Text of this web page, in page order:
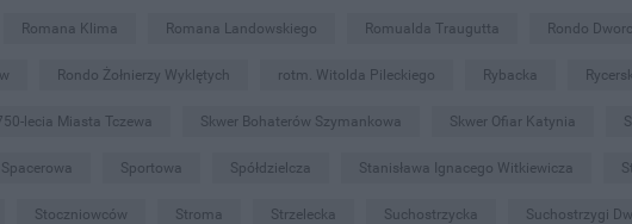
Romana Klima Romana Landowskiego Romualda Traugutta Rondo
Rondo Żołnierzy Wyklętych rotm. Witolda Pileckiego Rybacka
lecia Miasta Tczewa Skwer Bohaterów Szymankowa Skwer Ofiar Katynia
Spacerowa Sportowa Spółdzielcza Stanisława Ignacego Witkiewicza
Stoczniowców Stroma Strzelecka Suchostrzycka Suchostrzygi